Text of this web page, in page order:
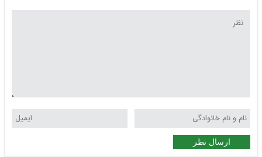
ارسال نظر